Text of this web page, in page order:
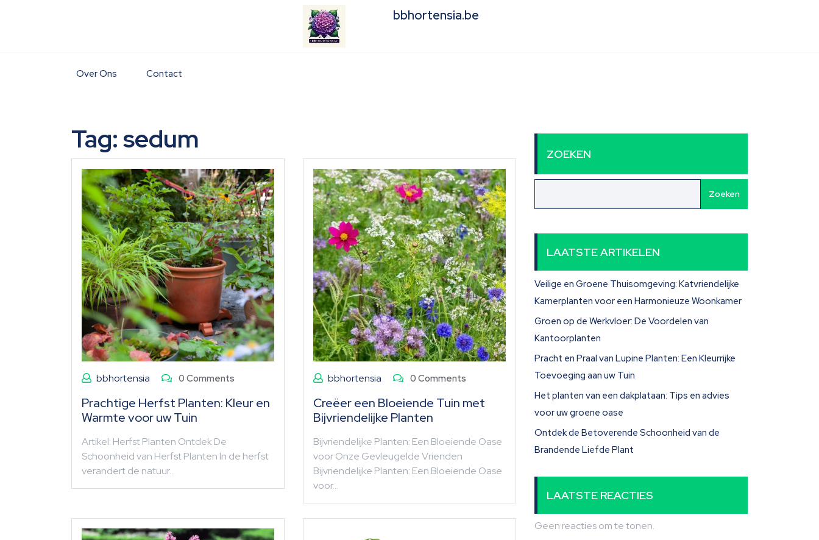
bbhortensia.be
Over Ons Contact
Tag:sedum
bbhortensia 0 Comments
Prachtige Herfst Planten: Kleur en
Warmte voor uw Tuin
Artikel: Herfst Planten Ontdek De
Schoonheid van Herfst Planten In de herfst
verandert de natuur…
bbhortensia 0 Comments
Creëer een Bloeiende Tuin met
Bijvriendelijke Planten
Bijvriendelijke Planten: Een Bloeiende Oase
voor Onze Gevleugelde Vrienden
Bijvriendelijke Planten: Een Bloeiende Oase
voor…
ZOEKEN
Zoeken
LAATSTE ARTIKELEN
Veilige en Groene Thuisomgeving: Katvriendelijke
Kamerplanten voor een Harmonieuze Woonkamer
Groen op de Werkvloer: De Voordelen van
Kantoorplanten
Pracht en Praal van Lupine Planten: Een Kleurrijke
Toevoeging aan uw Tuin
Het planten van een dakplataan: Tips en advies
voor uw groene oase
Ontdek de Betoverende Schoonheid van de
Brandende Liefde Plant
LAATSTE REACTIES
Geen reacties om te tonen.